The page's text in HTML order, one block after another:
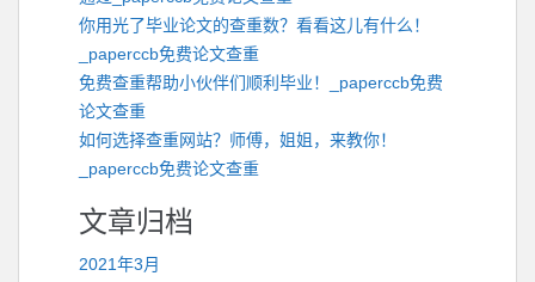
你用光了毕业论文的查重数？看看这儿有什么！
_paperccb免费论文查重
免费查重帮助小伙伴们顺利毕业！_paperccb免费
论文查重
如何选择查重网站？师傅，姐姐，来教你！
_paperccb免费论文查重
文章归档
2021年3月